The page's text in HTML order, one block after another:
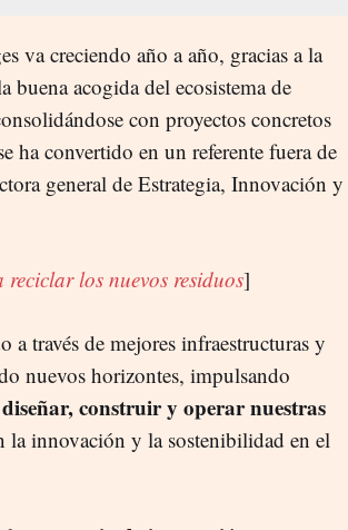
va creciendo año a año, gracias a la
acogida del ecosistema de
con proyectos concretos
ha convertido en un referente fuera de
general de Estrategia, Innovación y
los nuevos residuos]
a través de mejores infraestructuras y
nuevos horizontes, impulsando
construir y operar nuestras
la innovación y la sostenibilidad en el